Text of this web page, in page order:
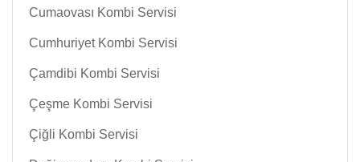
Cumaovası Kombi Servisi
Cumhuriyet Kombi Servisi
Çamdibi Kombi Servisi
Çeşme Kombi Servisi
Çiğli Kombi Servisi